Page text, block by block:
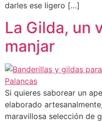
darles ese ligero […]
La Gilda, un
manjar
Si quieres saborear un
elaborado
maravillosa selección de